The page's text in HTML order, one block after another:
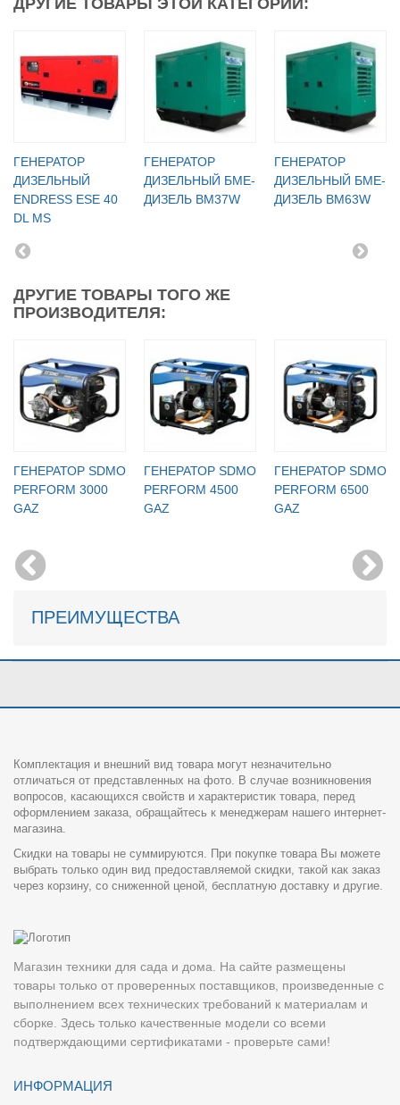
ГЕНЕРАТОР
ДИЗЕЛЬНЫЙ
ENDRESS ESE 40
DL MS
ГЕНЕРАТОР
ДИЗЕЛЬНЫЙ БМЕ-
ДИЗЕЛЬ BM37W
ГЕНЕРАТОР
ДИЗЕЛЬНЫЙ БМЕ-
ДИЗЕЛЬ BM63W
ДРУГИЕ ТОВАРЫ ТОГО ЖЕ
ПРОИЗВОДИТЕЛЯ:
ГЕНЕРАТОР SDMO
PERFORM 3000
GAZ
ГЕНЕРАТОР SDMO
PERFORM 4500
GAZ
ГЕНЕРАТОР SDMO
PERFORM 6500
GAZ
ПРЕИМУЩЕСТВА
Комплектация и внешний вид товара могут незначительно
отличаться от представленных на фото. В случае возникновения
вопросов, касающихся свойств и характеристик товара, перед
оформлением заказа, обращайтесь к менеджерам нашего интернет-
магазина.
Скидки на товары не суммируются. При покупке товара Вы можете
выбрать только один вид предоставляемой скидки, такой как заказ
через корзину, со сниженной ценой, бесплатную доставку и другие.
Магазин техники для сада и дома. На сайте размещены
товары только от проверенных поставщиков, произведенные с
выполнением всех технических требований к материалам и
сборке. Здесь только качественные модели со всеми
подтверждающими сертификатами - проверьте сами!
ИНФОРМАЦИЯ